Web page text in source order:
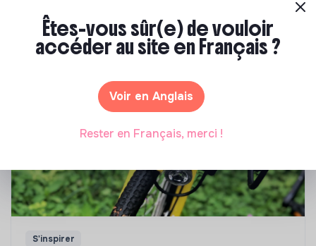
Tu souhaites te réorienter mais tu ne sais pas par où
commencer ? Pas de panique, on te propose une
sélection de formations aux métiers de la transition
S'inspirer
Êtes-vous sûr(e) de vouloir
accéder au site en Français ?
Voir en Anglais
Rester en Français, merci !